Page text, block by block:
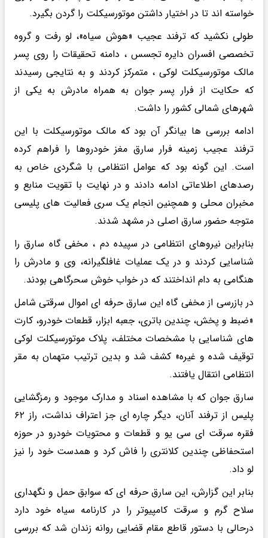
خواسته اند تا در اختیار داشتن موتورسیکلت را گردن بگیرد.
طولی نکشید که ترفند عجیب «هوش سیاه»، لو رفت و گروه
تخصصی افسران دایره تجسس ، دامنه تحقیقات را روی پسر
مالک موتورسیکلت لوکی ، متمرکز کردند و به نتایجی رسیدند
که حکایت از فرار پسر جوان به همراه مادرش به یکی از
شهرهای شمالی کشور را داشت.
ادامه بررسی ها بیانگر آن بود که مالک موتورسیکلت با این
ترفند عجیب زمینه فرار سارق مغز خودروها را فراهم کرده
است. این گونه بود که عوامل انتظامی با شگردی خاص به
رصدهای اطلاعاتی ادامه دادند و در نهایت با تقویت منابع و
مخبران محلی و همچنین انجام یک سری فعالیت های پلیسی
متوجه حضور سارق اصلی در مشهد شدند.
بنابراین نیروهای انتظامی در سپیده دم ، مخفی گاه سارق را
شناسایی کردند و در یک عملیات غافلگیرانه، وی و مادرش را
هنگامی به دام انداختند که در خواب خوش سحرگاهی بودند.
در بازرسی از مخفی گاه این سارق حرفه ای اموال سرقتی شامل
«ضبط و پخش، چندین باتری، جعبه ابزار، قطعات خودرو، کارت
های شناسایی با مشخصات مختلف، پلاک موتورسیکلت لوکی
توقیف شده و غیره» کشف شد و بدین ترتیب متهمان به مقر
انتظامی انتقال یافتند.
سارق جوان که با مشاهده اسناد و مدارک موجود و رمزگشایی
پلیس از ترفند آنان، دیگر چاره ای جز اعتراف نداشت، راز ۶۲
فقره سرقت ای سی یو و قطعات و محتویات خودرو در حوزه
استحفاظی چندین کلانتری را فاش کرد و همدست خود را نیز
لو داد.
بنابر این گزارش، این سارق حرفه ای که سوابق حمل و نگهداری
سلاح گرم و سرقت کامپیوتر را در کارنامه سیاه خود دارد
درحالی با دستور قاطع مقام قضایی روانه زندان شد که بررسی